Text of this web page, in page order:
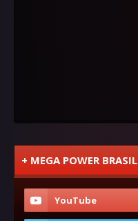
+ MEGA POWER BRASIL